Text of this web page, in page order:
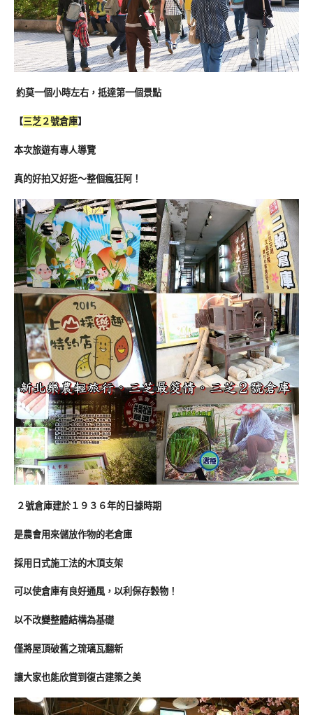
約莫一個小時左右，抵達第一個景點
【三芝２號倉庫】
本次旅遊有專人導覽
真的好拍又好逛～整個瘋狂阿！
２號倉庫建於１９３６年的日據時期
是農會用來儲放作物的老倉庫
採用日式施工法的木頂支架
可以使倉庫有良好通風，以利保存穀物！
以不改變整體結構為基礎
僅將屋頂破舊之琉璃瓦翻新
讓大家也能欣賞到復古建築之美